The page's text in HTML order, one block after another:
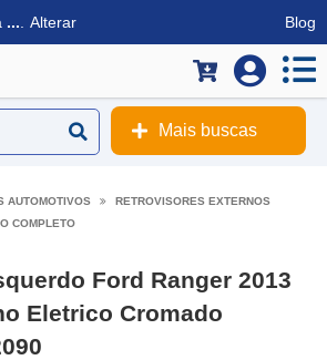
... Alterar Blog
Mais buscas
AUTOMOTIVOS
RETROVISORES EXTERNOS
COMPLETO
Ford Ranger 2013
Eletrico Cromado